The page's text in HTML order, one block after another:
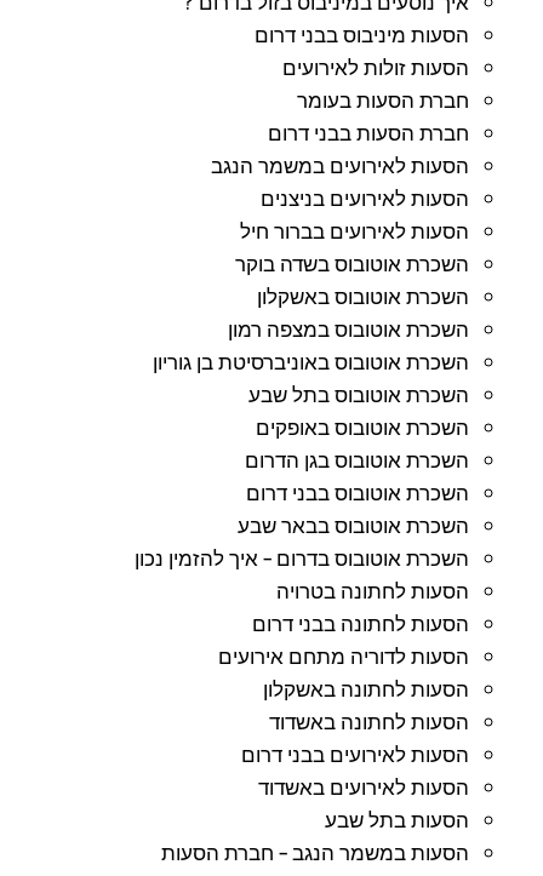
הסעות מיניבוס בבני דרום
הסעות זולות לאירועים
חברת הסעות בעומר
חברת הסעות בבני דרום
הסעות לאירועים במשמר הנגב
הסעות לאירועים בניצנים
הסעות לאירועים בברור חיל
השכרת אוטובוס בשדה בוקר
השכרת אוטובוס באשקלון
השכרת אוטובוס במצפה רמון
השכרת אוטובוס באוניברסיטת בן גוריון
השכרת אוטובוס בתל שבע
השכרת אוטובוס באופקים
השכרת אוטובוס בגן הדרום
השכרת אוטובוס בבני דרום
השכרת אוטובוס בבאר שבע
השכרת אוטובוס בדרום – איך להזמין נכון
הסעות לחתונה בטרויה
הסעות לחתונה בבני דרום
הסעות לדוריה מתחם אירועים
הסעות לחתונה באשקלון
הסעות לחתונה באשדוד
הסעות לאירועים בבני דרום
הסעות לאירועים באשדוד
הסעות בתל שבע
הסעות במשמר הנגב – חברת הסעות